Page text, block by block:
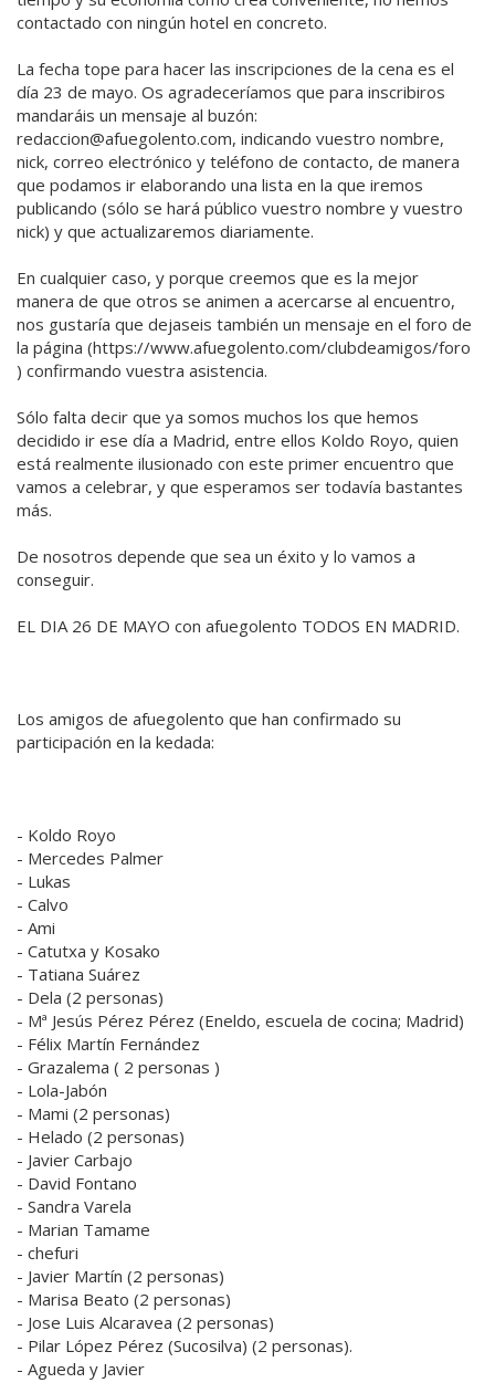
contactado con ningún hotel en concreto.
La fecha tope para hacer las inscripciones de la cena es el
día 23 de mayo. Os agradeceríamos que para inscribiros
mandaráis un mensaje al buzón:
redaccion@afuegolento.com, indicando vuestro nombre,
nick, correo electrónico y teléfono de contacto, de manera
que podamos ir elaborando una lista en la que iremos
publicando (sólo se hará público vuestro nombre y vuestro
nick) y que actualizaremos diariamente.
En cualquier caso, y porque creemos que es la mejor
manera de que otros se animen a acercarse al encuentro,
nos gustaría que dejaseis también un mensaje en el foro de
la página (https://www.afuegolento.com/clubdeamigos/foro
) confirmando vuestra asistencia.
Sólo falta decir que ya somos muchos los que hemos
decidido ir ese día a Madrid, entre ellos Koldo Royo, quien
está realmente ilusionado con este primer encuentro que
vamos a celebrar, y que esperamos ser todavía bastantes
más.
De nosotros depende que sea un éxito y lo vamos a
conseguir.
EL DIA 26 DE MAYO con afuegolento TODOS EN MADRID.
Los amigos de afuegolento que han confirmado su
participación en la kedada:
- Koldo Royo
- Mercedes Palmer
- Lukas
- Calvo
- Ami
- Catutxa y Kosako
- Tatiana Suárez
- Dela (2 personas)
- Mª Jesús Pérez Pérez (Eneldo, escuela de cocina; Madrid)
- Félix Martín Fernández
- Grazalema ( 2 personas )
- Lola-Jabón
- Mami (2 personas)
- Helado (2 personas)
- Javier Carbajo
- David Fontano
- Sandra Varela
- Marian Tamame
- chefuri
- Javier Martín (2 personas)
- Marisa Beato (2 personas)
- Jose Luis Alcaravea (2 personas)
- Pilar López Pérez (Sucosilva) (2 personas).
- Agueda y Javier